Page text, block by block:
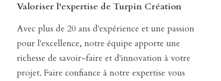
Valoriser l'expertise de Turpin Création
Avec plus de 20 ans d'expérience et une passion
pour l'excellence, notre équipe apporte une
richesse de savoir-faire et d'innovation à votre
projet. Faire confiance à notre expertise vous